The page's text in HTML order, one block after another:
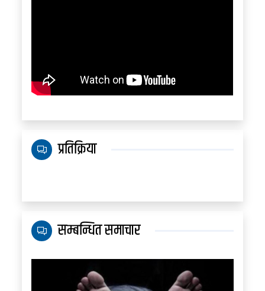
प्रतिक्रिया
सम्बन्धित समाचार